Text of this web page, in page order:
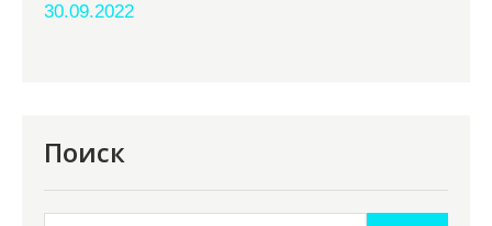
30.09.2022
Поиск